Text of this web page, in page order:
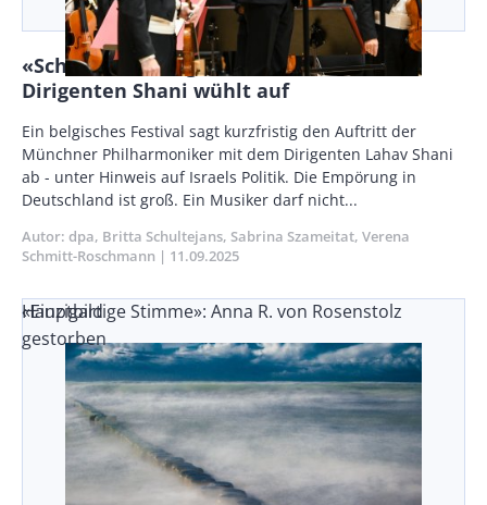
«Schande»: Absage an israelischen
Dirigenten Shani wühlt auf
Body
Ein belgisches Festival sagt kurzfristig den Auftritt der
Münchner Philharmoniker mit dem Dirigenten Lahav Shani
ab - unter Hinweis auf Israels Politik. Die Empörung in
Deutschland ist groß. Ein Musiker darf nicht...
Autor dpa Britta Schultejans Sabrina Szameitat Verena
Schmitt-Roschmann
Publikationsdatum
11.09.2025
«Einzigartige Stimme»: Anna R. von Rosenstolz
gestorben
Hauptbild